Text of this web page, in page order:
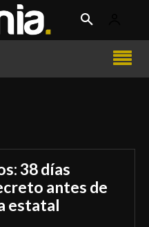
38 días
antes de
estatal